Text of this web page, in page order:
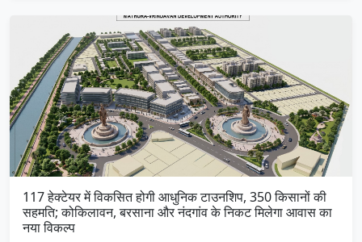
117 हेक्टेयर में विकसित होगी आधुनिक टाउनशिप, 350 किसानों की
सहमति; कोकिलावन, बरसाना और नंदगांव के निकट मिलेगा आवास का
नया विकल्प